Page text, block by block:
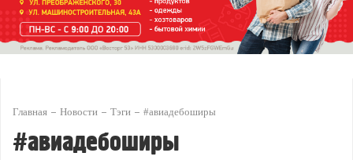
Главная Новости Тэги #авиадебоширы
#авиадебоширы